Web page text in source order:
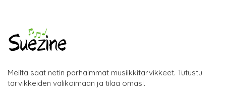
Meiltä saat netin parhaimmat musiikkitarvikkeet. Tutustu
tarvikkeiden valikoimaan ja tilaa omasi.